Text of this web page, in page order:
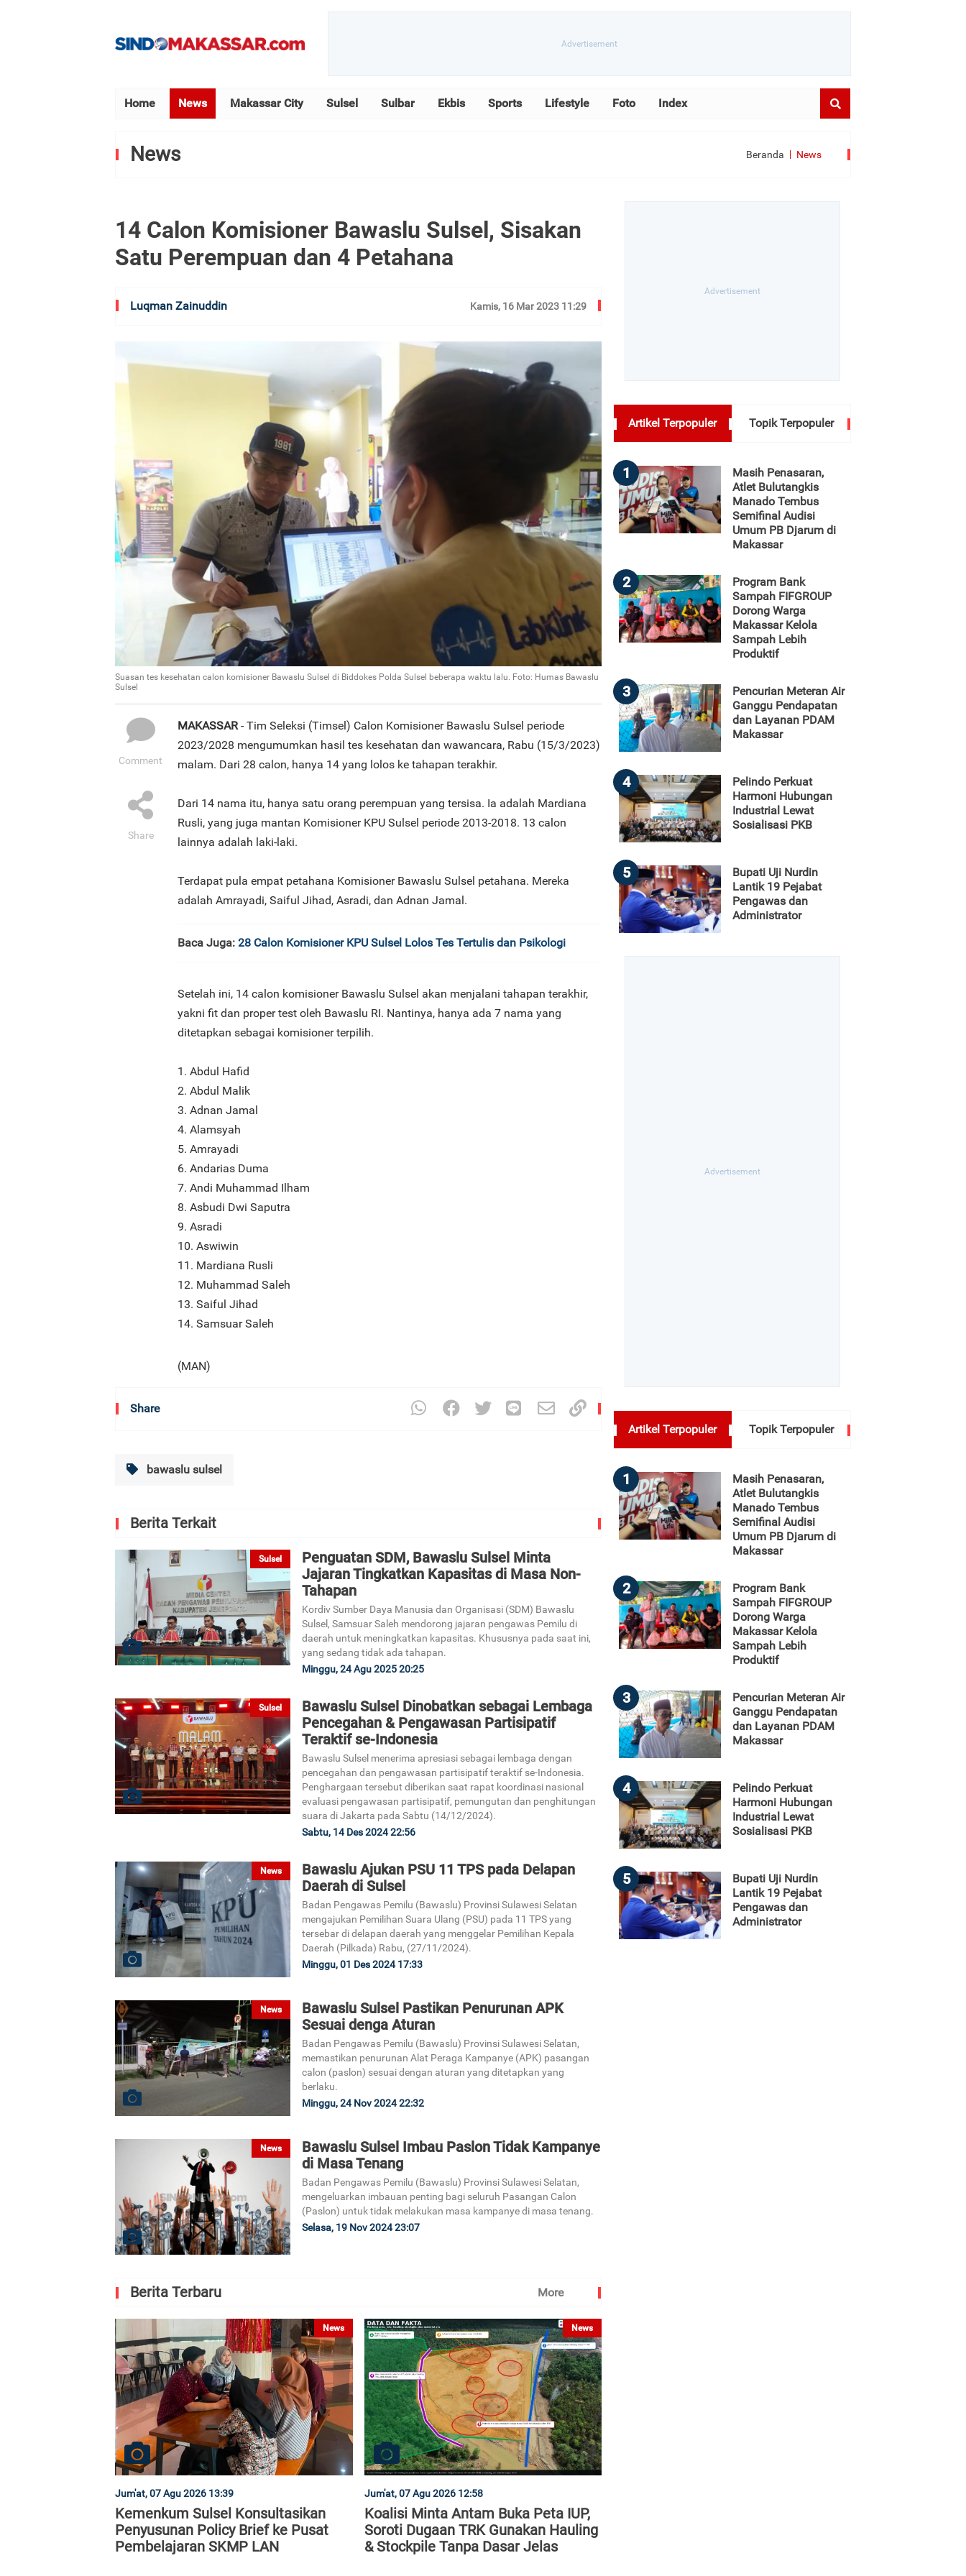
Home News Makassar City Sulsel Sulbar Ekbis Sports Lifestyle Foto Index
News Beranda News
14 Calon Komisioner Bawaslu Sulsel, Sisakan
Satu Perempuan dan 4 Petahana
Luqman Zainuddin Kamis, 16 Mar 2023 11:29
Suasan tes kesehatan calon komisioner Bawaslu Sulsel di Biddokes Polda Sulsel beberapa waktu lalu. Foto: Humas Bawaslu
Sulsel
Comment
Share
MAKASSAR- Tim Seleksi (Timsel) Calon Komisioner Bawaslu Sulsel periode
2023/2028 mengumumkan hasil tes kesehatan dan wawancara, Rabu (15/3/2023)
malam. Dari 28 calon, hanya 14 yang lolos ke tahapan terakhir.
Dari 14 nama itu, hanya satu orang perempuan yang tersisa. Ia adalah Mardiana
Rusli, yang juga mantan Komisioner KPU Sulsel periode 2013-2018. 13 calon
lainnya adalah laki-laki.
Terdapat pula empat petahana Komisioner Bawaslu Sulsel petahana. Mereka
adalah Amrayadi, Saiful Jihad, Asradi, dan Adnan Jamal.
Baca Juga: 28 Calon Komisioner KPU Sulsel Lolos Tes Tertulis dan Psikologi
Setelah ini, 14 calon komisioner Bawaslu Sulsel akan menjalani tahapan terakhir,
yakni fit dan proper test oleh Bawaslu RI. Nantinya, hanya ada 7 nama yang
ditetapkan sebagai komisioner terpilih.
1. Abdul Hafid
2. Abdul Malik
3. Adnan Jamal
4. Alamsyah
5. Amrayadi
6. Andarias Duma
7. Andi Muhammad Ilham
8. Asbudi Dwi Saputra
9. Asradi
10. Aswiwin
11. Mardiana Rusli
12. Muhammad Saleh
13. Saiful Jihad
14. Samsuar Saleh
(MAN)
Share
bawaslu sulsel
Berita Terkait
Sulsel
Penguatan SDM, Bawaslu Sulsel Minta
Jajaran Tingkatkan Kapasitas di Masa Non-
Tahapan
Kordiv Sumber Daya Manusia dan Organisasi (SDM) Bawaslu
Sulsel, Samsuar Saleh mendorong jajaran pengawas Pemilu di
daerah untuk meningkatkan kapasitas. Khususnya pada saat ini,
yang sedang tidak ada tahapan.
Minggu, 24 Agu 2025 20:25
Sulsel
Bawaslu Sulsel Dinobatkan sebagai Lembaga
Pencegahan & Pengawasan Partisipatif
Teraktif se-Indonesia
Bawaslu Sulsel menerima apresiasi sebagai lembaga dengan
pencegahan dan pengawasan partisipatif teraktif se-Indonesia.
Penghargaan tersebut diberikan saat rapat koordinasi nasional
evaluasi pengawasan partisipatif, pemungutan dan penghitungan
suara di Jakarta pada Sabtu (14/12/2024).
Sabtu, 14 Des 2024 22:56
News
Bawaslu Ajukan PSU 11 TPS pada Delapan
Daerah di Sulsel
Badan Pengawas Pemilu (Bawaslu) Provinsi Sulawesi Selatan
mengajukan Pemilihan Suara Ulang (PSU) pada 11 TPS yang
tersebar di delapan daerah yang menggelar Pemilihan Kepala
Daerah (Pilkada) Rabu, (27/11/2024).
Minggu, 01 Des 2024 17:33
News
Bawaslu Sulsel Pastikan Penurunan APK
Sesuai denga Aturan
Badan Pengawas Pemilu (Bawaslu) Provinsi Sulawesi Selatan,
memastikan penurunan Alat Peraga Kampanye (APK) pasangan
calon (paslon) sesuai dengan aturan yang ditetapkan yang
berlaku.
Minggu, 24 Nov 2024 22:32
News
Bawaslu Sulsel Imbau Paslon Tidak Kampanye
di Masa Tenang
Badan Pengawas Pemilu (Bawaslu) Provinsi Sulawesi Selatan,
mengeluarkan imbauan penting bagi seluruh Pasangan Calon
(Paslon) untuk tidak melakukan masa kampanye di masa tenang.
Selasa, 19 Nov 2024 23:07
Berita Terbaru More
News
Jum'at, 07 Agu 2026 13:39
Kemenkum Sulsel Konsultasikan
Penyusunan Policy Brief ke Pusat
Pembelajaran SKMP LAN
News
Jum'at, 07 Agu 2026 12:58
Koalisi Minta Antam Buka Peta IUP,
Soroti Dugaan TRK Gunakan Hauling
& Stockpile Tanpa Dasar Jelas
Artikel Terpopuler Topik Terpopuler
1
Masih Penasaran,
Atlet Bulutangkis
Manado Tembus
Semifinal Audisi
Umum PB Djarum di
Makassar
2
Program Bank
Sampah FIFGROUP
Dorong Warga
Makassar Kelola
Sampah Lebih
Produktif
3
Pencurian Meteran Air
Ganggu Pendapatan
dan Layanan PDAM
Makassar
4
Pelindo Perkuat
Harmoni Hubungan
Industrial Lewat
Sosialisasi PKB
5
Bupati Uji Nurdin
Lantik 19 Pejabat
Pengawas dan
Administrator
Artikel Terpopuler Topik Terpopuler
1
Masih Penasaran,
Atlet Bulutangkis
Manado Tembus
Semifinal Audisi
Umum PB Djarum di
Makassar
2
Program Bank
Sampah FIFGROUP
Dorong Warga
Makassar Kelola
Sampah Lebih
Produktif
3
Pencurian Meteran Air
Ganggu Pendapatan
dan Layanan PDAM
Makassar
4
Pelindo Perkuat
Harmoni Hubungan
Industrial Lewat
Sosialisasi PKB
5
Bupati Uji Nurdin
Lantik 19 Pejabat
Pengawas dan
Administrator